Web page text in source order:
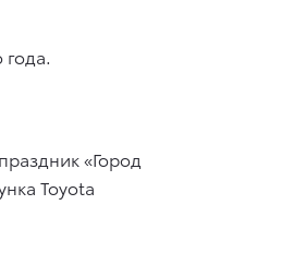
«Город
Toyota